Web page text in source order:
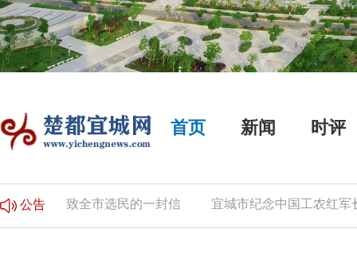
首页 新闻 时评
公告致全市选民的一封信 宜城市纪念中国工农红军长